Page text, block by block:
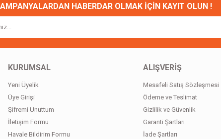
HABERDAR OLMAK İÇİN KAYIT OLUN !
KURUMSAL
Yeni Üyelik
Üye Girişi
Şifremi Unuttum
İletişim Formu
Havale Bildirim Formu
ALIŞVERİŞ
Mesafeli Satış Sözleşmesi
Ödeme ve Teslimat
Gizlilik ve Güvenlik
Garanti Şartları
İade Şartları